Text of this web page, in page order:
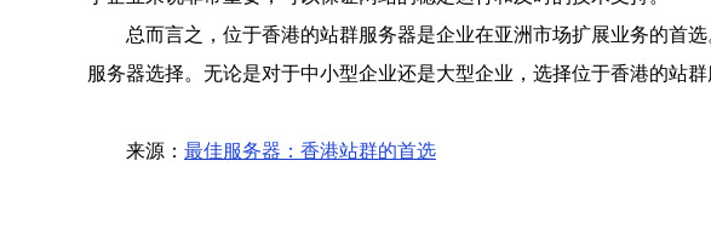
总而言之，位于香港的站群服务器是企业在亚洲市场扩展业务的首
服务器选择。无论是对于中小型企业还是大型企业，选择位于香港的站
来源： 最佳服务器：香港站群的首选